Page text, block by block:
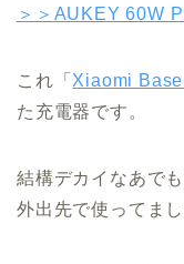
＞＞AUKEY 60W
これ「 Xiaomi
た充電器です。
結構デカイなあで
外出先で使ってまし